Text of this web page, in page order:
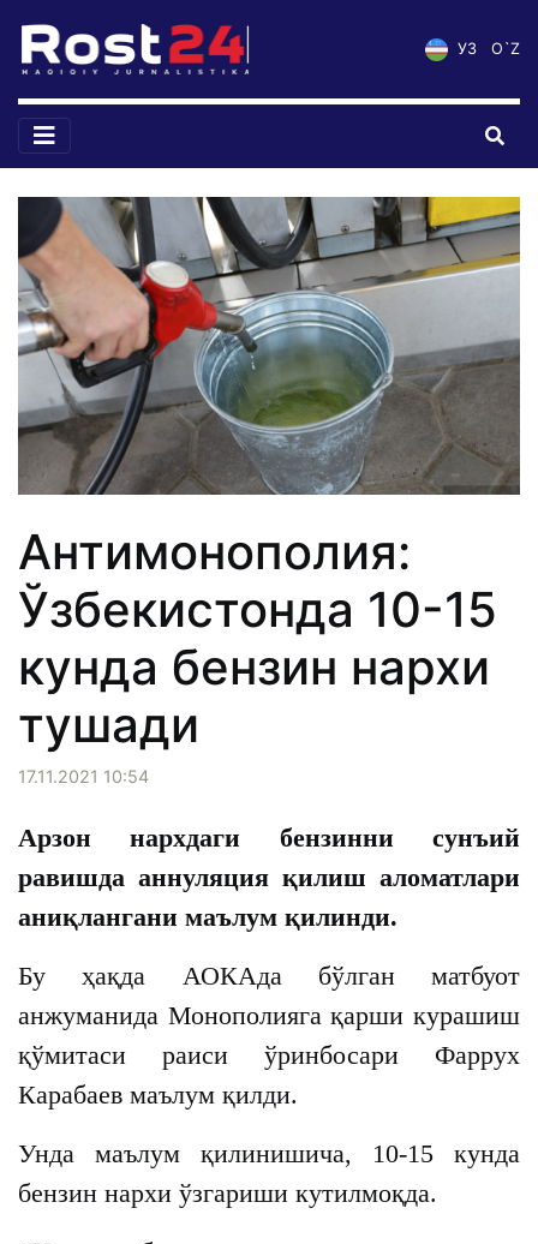
УЗ O`Z
Антимонополия:
Ўзбекистонда 10-15
кунда бензин нархи
тушади
17.11.2021 10:54
Арзон нархдаги бензинни сунъий
равишда аннуляция қилиш аломатлари
аниқлангани маълум қилинди.
Бу ҳақда АОКАда бўлган матбуот
анжуманида Монополияга қарши курашиш
қўмитаси раиси ўринбосари Фаррух
Карабаев маълум қилди.
Унда маълум қилинишича, 10-15 кунда
бензин нархи ўзгариши кутилмоқда.